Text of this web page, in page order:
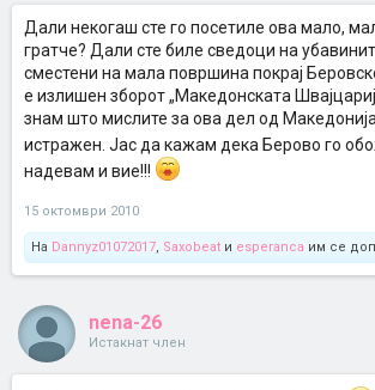
Дали некогаш сте го посетиле ова мало,
гратче? Дали сте биле сведоци на
сместени на мала површина покрај
е излишен зборот „Македонската
знам што мислите за ова дел од Македонија
истражен. Јас да кажам дека Берово го
надевам и вие!!!
15 октомври 2010
На Dannyz01072017, Saxobeat и esperanca им се
nena-26
Истакнат член